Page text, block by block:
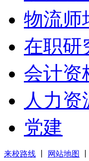
物流师
在职研
会计资
人力资
党建
来校路线 网站地图